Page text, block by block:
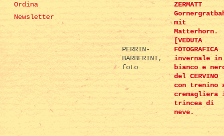
Ordina
Newsletter
PERRIN-
BARBERINI,
foto
ZERMATT
mit
Matterhorn.
[VEDUTA
FOTOGRAFICA
invernale in
bianco e
del CERVINO
con trenino
cremagliera
trincea di
neve.